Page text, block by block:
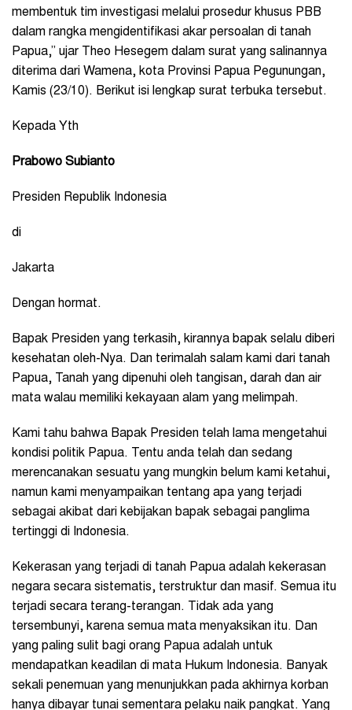
membentuk tim investigasi melalui prosedur khusus PBB
dalam rangka mengidentifikasi akar persoalan di tanah
Papua,” ujar Theo Hesegem dalam surat yang salinannya
diterima dari Wamena, kota Provinsi Papua Pegunungan,
Kamis (23/10). Berikut isi lengkap surat terbuka tersebut.
Kepada Yth
Prabowo Subianto
Presiden Republik Indonesia
di
Jakarta
Dengan hormat.
Bapak Presiden yang terkasih, kirannya bapak selalu diberi
kesehatan oleh-Nya. Dan terimalah salam kami dari tanah
Papua, Tanah yang dipenuhi oleh tangisan, darah dan air
mata walau memiliki kekayaan alam yang melimpah.
Kami tahu bahwa Bapak Presiden telah lama mengetahui
kondisi politik Papua. Tentu anda telah dan sedang
merencanakan sesuatu yang mungkin belum kami ketahui,
namun kami menyampaikan tentang apa yang terjadi
sebagai akibat dari kebijakan bapak sebagai panglima
tertinggi di Indonesia.
Kekerasan yang terjadi di tanah Papua adalah kekerasan
negara secara sistematis, terstruktur dan masif. Semua itu
terjadi secara terang-terangan. Tidak ada yang
tersembunyi, karena semua mata menyaksikan itu. Dan
yang paling sulit bagi orang Papua adalah untuk
mendapatkan keadilan di mata Hukum Indonesia. Banyak
sekali penemuan yang menunjukkan pada akhirnya korban
hanya dibayar tunai sementara pelaku naik pangkat. Yang